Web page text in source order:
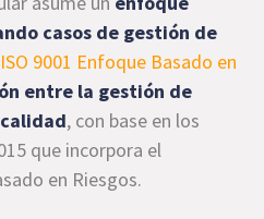
casos de gestión de
9001 Enfoque Basado en
entre la gestión de
, con base en los
que incorpora el
en Riesgos.